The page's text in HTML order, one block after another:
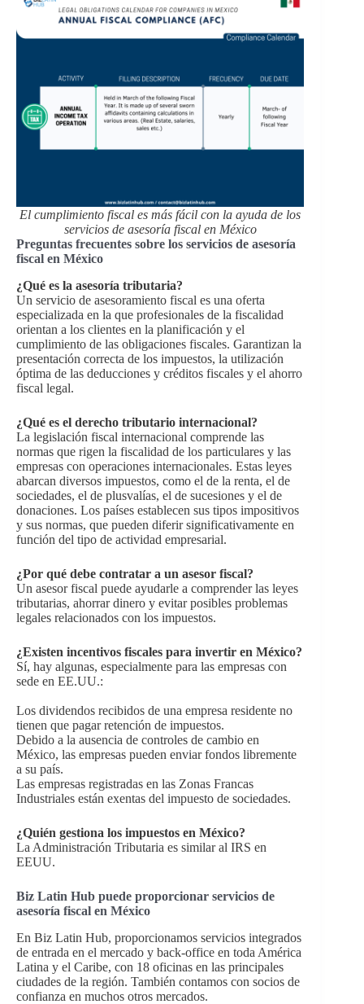
El cumplimiento fiscal es más fácil con la ayuda de los
servicios de asesoría fiscal en México
Preguntas frecuentes sobre los servicios de asesoría
fiscal en México
¿Qué es la asesoría tributaria?
Un servicio de asesoramiento fiscal es una oferta
especializada en la que profesionales de la fiscalidad
orientan a los clientes en la planificación y el
cumplimiento de las obligaciones fiscales. Garantizan la
presentación correcta de los impuestos, la utilización
óptima de las deducciones y créditos fiscales y el ahorro
fiscal legal.
¿Qué es el derecho tributario internacional?
La legislación fiscal internacional comprende las
normas que rigen la fiscalidad de los particulares y las
empresas con operaciones internacionales. Estas leyes
abarcan diversos impuestos, como el de la renta, el de
sociedades, el de plusvalías, el de sucesiones y el de
donaciones. Los países establecen sus tipos impositivos
y sus normas, que pueden diferir significativamente en
función del tipo de actividad empresarial.
¿Por qué debe contratar a un asesor fiscal?
Un asesor fiscal puede ayudarle a comprender las leyes
tributarias, ahorrar dinero y evitar posibles problemas
legales relacionados con los impuestos.
¿Existen incentivos fiscales para invertir en México?
Sí, hay algunas, especialmente para las empresas con
sede en EE.UU.:
Los dividendos recibidos de una empresa residente no
tienen que pagar retención de impuestos.
Debido a la ausencia de controles de cambio en
México, las empresas pueden enviar fondos libremente
a su país.
Las empresas registradas en las Zonas Francas
Industriales están exentas del impuesto de sociedades.
¿Quién gestiona los impuestos en México?
La Administración Tributaria es similar al IRS en
EEUU.
Biz Latin Hub puede proporcionar servicios de
asesoría fiscal en México
En Biz Latin Hub, proporcionamos servicios integrados
de entrada en el mercado y back-office en toda América
Latina y el Caribe, con 18 oficinas en las principales
ciudades de la región. También contamos con socios de
confianza en muchos otros mercados.